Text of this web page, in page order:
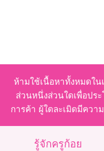
ห้ามใช้เนื้อหาทั้งหมดใน
ส่วนหนึ่งส่วนใดเพื่อปร
การค้า ผู้ใดละเมิดมีควา
รู้จักครูก้อย